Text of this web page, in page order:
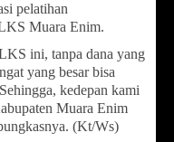
pelatihan
Muara Enim.
ini, tanpa dana yang
yang besar bisa
kedepan kami
Muara Enim
(Kt/Ws)